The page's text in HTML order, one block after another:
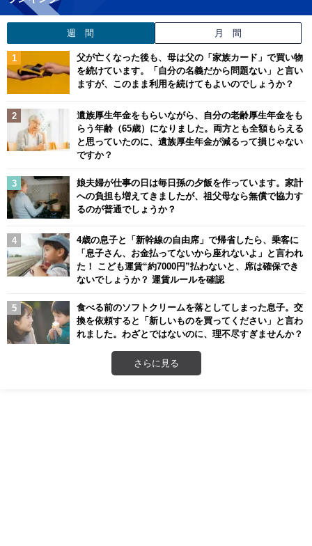
週 間 月 間
父が亡くなった後も、母は父の「家族カード」で買い物
を続けています。「自分の名義だから問題ない」と言い
ますが、このまま利用を続けてもよいのでしょうか？
遺族厚生年金をもらいながら、自分の老齢厚生年金をも
らう年齢（65歳）になりました。両方とも全額もらえる
と思っていたのに、遺族厚生年金が減るって損じゃない
ですか？
娘夫婦が仕事の日は毎日孫の夕飯を作っています。家計
への負担も増えてきましたが、祖父母なら無償で協力す
るのが普通でしょうか？
4歳の息子と「新幹線の自由席」で帰省したら、乗客に
「息子さん、お金払ってないから座れないよ」と言われ
た！ こども運賃“約7000円”払わないと、席は確保でき
ないでしょうか？ 運賃ルールを確認
食べる前のソフトクリームを落としてしまった息子。交
換を依頼すると「新しいものを買ってください」と言わ
れました。わざとではないのに、理不尽すぎませんか？
さらに見る